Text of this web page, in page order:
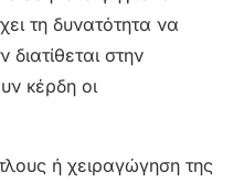
ή χειραγώγηση της